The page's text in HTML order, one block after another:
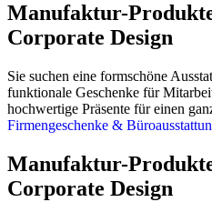
Manufaktur-
Corporate Design
Sie suchen eine formschöne
funktionale Geschenke für
hochwertige Präsente für einen
Firmengeschenke &
Manufaktur-
Corporate Design